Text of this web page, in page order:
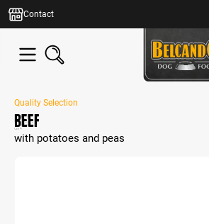
content
Contact
Quality Selection
Beef
with potatoes and peas